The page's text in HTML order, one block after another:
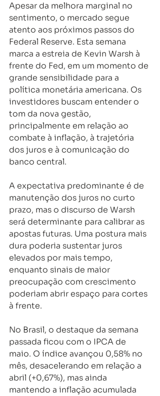
Apesar da melhora marginal no
sentimento, o mercado segue
atento aos próximos passos do
Federal Reserve. Esta semana
marca a estreia de Kevin Warsh à
frente do Fed, em um momento de
grande sensibilidade para a
política monetária americana. Os
investidores buscam entender o
tom da nova gestão,
principalmente em relação ao
combate à inflação, à trajetória
dos juros e à comunicação do
banco central.
A expectativa predominante é de
manutenção dos juros no curto
prazo, mas o discurso de Warsh
será determinante para calibrar as
apostas futuras. Uma postura mais
dura poderia sustentar juros
elevados por mais tempo,
enquanto sinais de maior
preocupação com crescimento
poderiam abrir espaço para cortes
à frente.
No Brasil, o destaque da semana
passada ficou com o IPCA de
maio. O índice avançou 0,58% no
mês, desacelerando em relação a
abril (+0,67%), mas ainda
mantendo a inflação acumulada